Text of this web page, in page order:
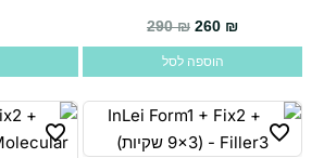
290₪ 260 ₪
הוספה לסל